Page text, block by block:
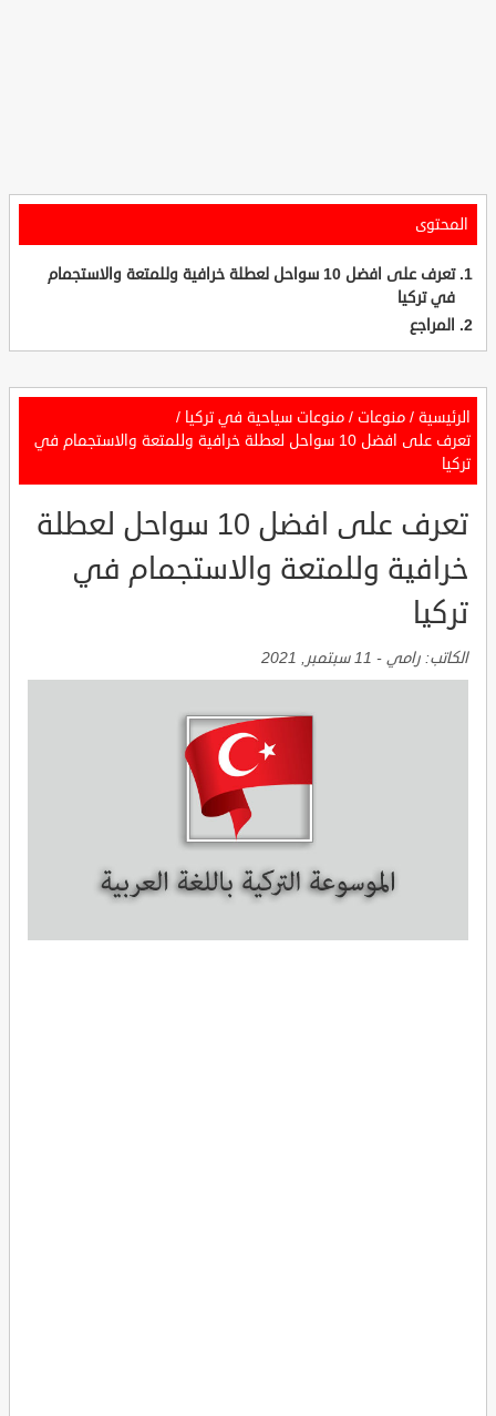
المحتوى
تعرف على افضل 10 سواحل لعطلة خرافية وللمتعة والاستجمام
في تركيا
المراجع
الرئيسية / منوعات / منوعات سياحية في تركيا /
تعرف على افضل 10 سواحل لعطلة خرافية وللمتعة والاستجمام في
تركيا
تعرف على افضل 10 سواحل لعطلة
خرافية وللمتعة والاستجمام في
تركيا
الكاتب: رامي - 11 سبتمبر, 2021